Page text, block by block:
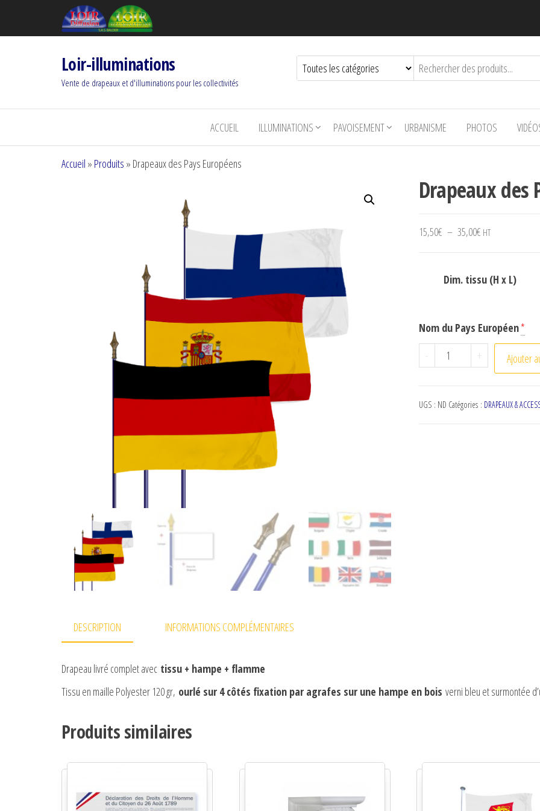
Loir-illuminations
Vente de drapeaux et d'illuminations pour les collectivités
ACCUEIL ILLUMINATIONS PAVOISEMENT URBANISME PHOTOS
Accueil » Produits » Drapeaux des Pays Européens
Drapeaux des
15,50€ – 35,00€Plage de prix :
HT
Dim. tissu (H x L)
Nom du Pays Européen*
-
quantité de Drapeaux
+ Ajouter
UGS : ND Catégories : DRAPEAUX &
DESCRIPTION INFORMATIONS COMPLÉMENTAIRES
Drapeau livré complet avec tissu + hampe + flamme
Tissu en maille Polyester 120 gr, ourlé sur 4 côtés fixation par agrafes sur une hampe en bois verni bleu et surmontée
Produits similaires